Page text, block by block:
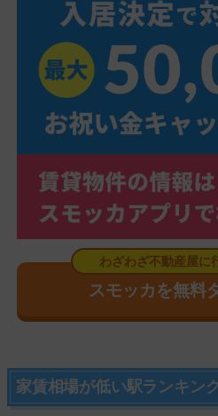
スモッカを無料
家賃相場が低い駅ランキン